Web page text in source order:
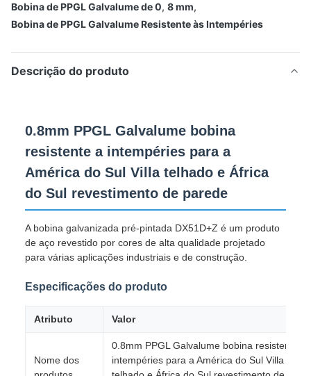
Bobina de PPGL Galvalume de 0, 8 mm,
Bobina de PPGL Galvalume Resistente às Intempéries
Descrição do produto
0.8mm PPGL Galvalume bobina
resistente a intempéries para a
América do Sul Villa telhado e África
do Sul revestimento de parede
A bobina galvanizada pré-pintada DX51D+Z é um produto
de aço revestido por cores de alta qualidade projetado
para várias aplicações industriais e de construção.
Especificações do produto
Atributo Valor
Nome dos
0.8mm PPGL Galvalume bobina resistente a
intempéries para a América do Sul Villa